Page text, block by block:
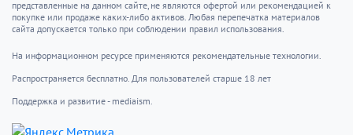
представленные на данном сайте, не являются офертой или рекомендацией к
покупке или продаже каких-либо активов. Любая перепечатка материалов
сайта допускается только при соблюдении правил использования.
На информационном ресурсе применяются рекомендательные технологии.
Распространяется бесплатно. Для пользователей старше 18 лет
Поддержка и развитие - mediaism.